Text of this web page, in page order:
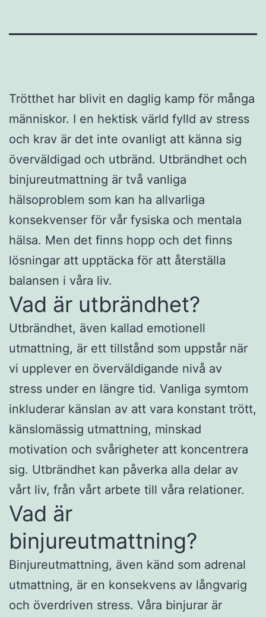
Trötthet har blivit en daglig kamp för många
människor. I en hektisk värld fylld av stress
och krav är det inte ovanligt att känna sig
överväldigad och utbränd. Utbrändhet och
binjureutmattning är två vanliga
hälsoproblem som kan ha allvarliga
konsekvenser för vår fysiska och mentala
hälsa. Men det finns hopp och det finns
lösningar att upptäcka för att återställa
balansen i våra liv.
Vad är utbrändhet?
Utbrändhet, även kallad emotionell
utmattning, är ett tillstånd som uppstår när
vi upplever en överväldigande nivå av
stress under en längre tid. Vanliga symtom
inkluderar känslan av att vara konstant trött,
känslomässig utmattning, minskad
motivation och svårigheter att koncentrera
sig. Utbrändhet kan påverka alla delar av
vårt liv, från vårt arbete till våra relationer.
Vad är
binjureutmattning?
Binjureutmattning, även känd som adrenal
utmattning, är en konsekvens av långvarig
och överdriven stress. Våra binjurar är